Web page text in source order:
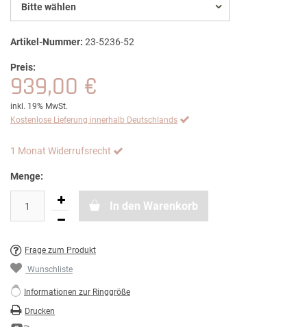
Bitte wählen
Artikel-Nummer: 23-5236-52
Preis:
939,00 €
inkl. 19% MwSt.
Kostenlose Lieferung innerhalb Deutschlands
1 Monat Widerrufsrecht
Menge:
In den Warenkorb
Frage zum Produkt
Wunschliste
Informationen zur Ringgröße
Drucken